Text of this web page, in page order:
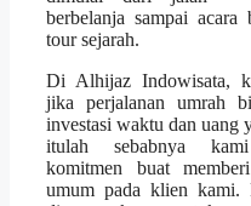
berbelanja sampai acara
tour sejarah.
Di Alhijaz Indowisata,
jika perjalanan umrah
investasi waktu dan uang
itulah sebabnya
komitmen buat
umum pada klien kami.